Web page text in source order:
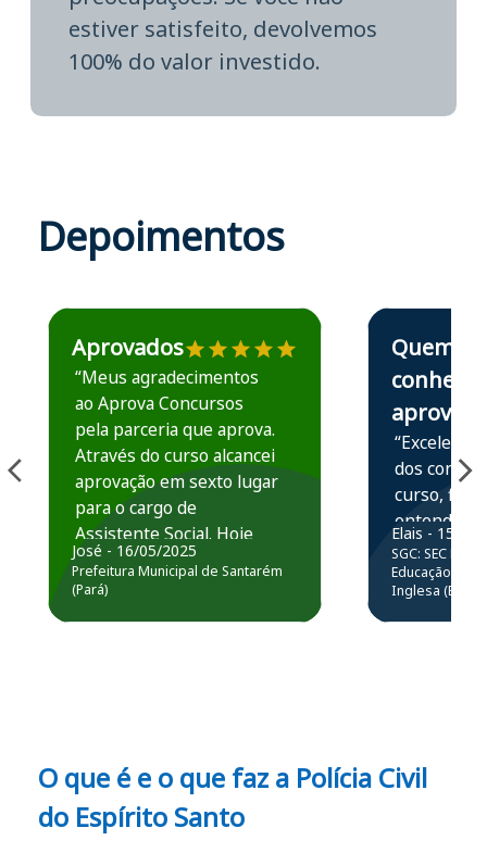
estiver satisfeito, devolvemos
100% do valor investido.
Depoimentos
Estudante José recomenda o Aprova Concursos em
Aprovados
“Meus agradecimentos
ao Aprova Concursos
pela parceria que aprova.
Através do curso alcancei
aprovação em sexto lugar
para o cargo de
Assistente Social. Hoje
estou atuando na
Prefeitura de Santarém.
José - 16/05/2025
Prefeitura Municipal de Santarém
(Pará)
Estudante Elais
Quem
conhece,
aprova
“Excelente
dos
curso,
entender e
prática
resolução
questões.”
Elais - 15/07/
SGC: SEC BA
Educação
Inglesa (Edital
O que é e o que faz a Polícia Civil
do Espírito Santo